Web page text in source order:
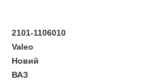
2101-1106010
Valeo
Новий
ВАЗ